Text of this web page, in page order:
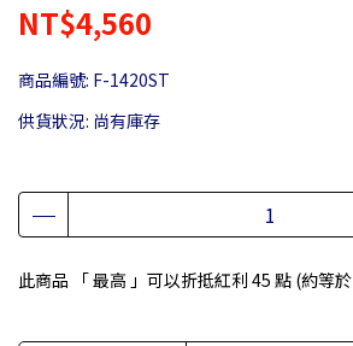
NT$4,560
商品編號: F-1420ST
供貨狀況: 尚有庫存
此商品 「 最高 」可以折抵紅利 45 點 (約等於